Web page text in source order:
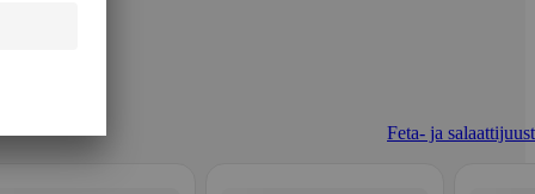
Feta- ja